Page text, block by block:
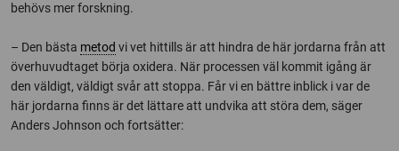
behövs mer forskning.
– Den bästa metod vi vet hittills är att hindra de här jordarna från att
överhuvudtaget börja oxidera. När processen väl kommit igång är
den väldigt, väldigt svår att stoppa. Får vi en bättre inblick i var de
här jordarna finns är det lättare att undvika att störa dem, säger
Anders Johnson och fortsätter: